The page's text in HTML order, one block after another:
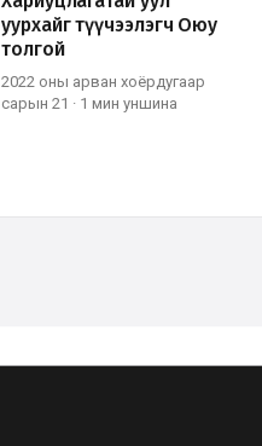
уурхайг түүчээлэгч Оюу
толгой
2022 оны арван хоёрдугаар
сарын 21 · 1 мин уншина